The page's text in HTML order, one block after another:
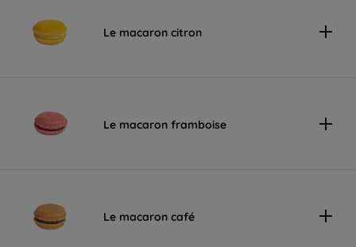
Le macaron citron
Le macaron framboise
Le macaron café